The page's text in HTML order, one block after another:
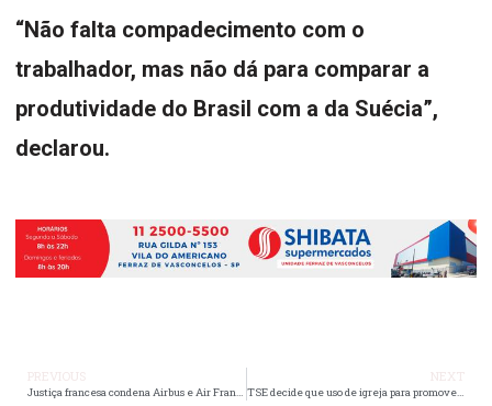
“Não falta compadecimento com o
trabalhador, mas não dá para comparar a
produtividade do Brasil com a da Suécia”,
declarou.
Justiça francesa condena Airbus e Air France por tragédia do voo AF447 após 17 anos TSE decide que uso de igreja para promover candidaturas configura abuso de poder eleitoral